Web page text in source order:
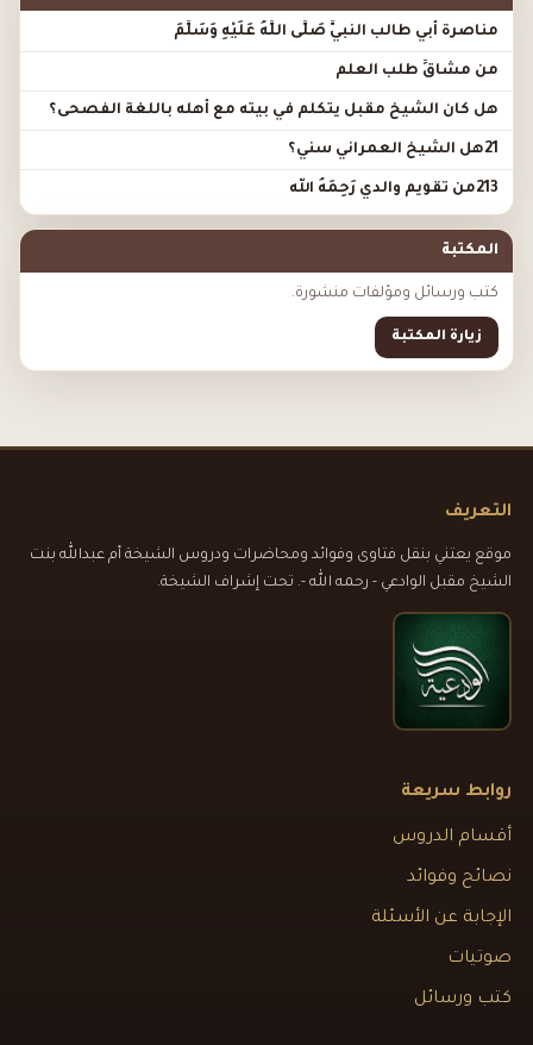
مناصرة أبي طالب النبيَّ صَلَّى اللَّهُ عَلَيْهِ وَسَلَّمَ
من مشاقِّ طلب العلم
هل كان الشيخ مقبل يتكلم في بيته مع أهله باللغة الفصحى؟
21هل الشيخ العمراني سني؟
213من تقويم والدي رَحِمَهُ الله
المكتبة
كتب ورسائل ومؤلفات منشورة.
زيارة المكتبة
التعريف
موقع يعتني بنقل فتاوى وفوائد ومحاضرات ودروس الشيخة أم عبدالله بنت
الشيخ مقبل الوادعي - رحمه الله -. تحت إشراف الشيخة.
روابط سريعة
أقسام الدروس
نصائح وفوائد
الإجابة عن الأسئلة
صوتيات
كتب ورسائل